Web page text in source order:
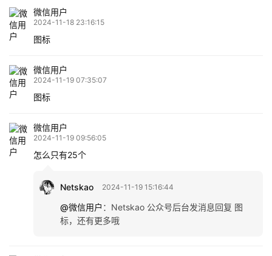
微信用户
2024-11-18 23:16:15
图标
微信用户
2024-11-19 07:35:07
图标
微信用户
2024-11-19 09:56:05
怎么只有25个
Netskao 2024-11-19 15:16:44
@微信用户 ： Netskao 公众号后台发消息回复 图
标，还有更多哦